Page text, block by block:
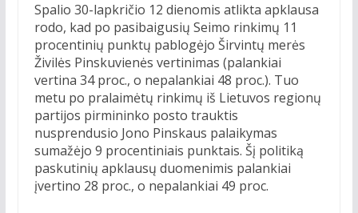
Spalio 30-lapkričio 12 dienomis atlikta apklausa
rodo, kad po pasibaigusių Seimo rinkimų 11
procentinių punktų pablogėjo Širvintų merės
Živilės Pinskuvienės vertinimas (palankiai
vertina 34 proc., o nepalankiai 48 proc.). Tuo
metu po pralaimėtų rinkimų iš Lietuvos regionų
partijos pirmininko posto trauktis
nusprendusio Jono Pinskaus palaikymas
sumažėjo 9 procentiniais punktais. Šį politiką
paskutinių apklausų duomenimis palankiai
įvertino 28 proc., o nepalankiai 49 proc.